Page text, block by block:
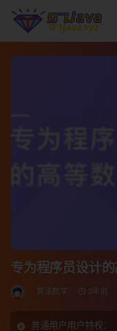
专为程序员设计的
算法数学 3年前
普通用户用户特权：